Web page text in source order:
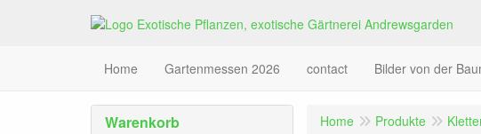
Home Gartenmessen 2026 contact Bilder von der
Warenkorb Home Produkte